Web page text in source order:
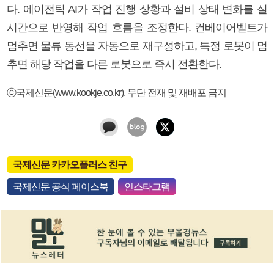
다. 에이전틱 AI가 작업 진행 상황과 설비 상태 변화를 실
시간으로 반영해 작업 흐름을 조정한다. 컨베이어벨트가
멈추면 물류 동선을 자동으로 재구성하고, 특정 로봇이 멈
추면 해당 작업을 다른 로봇으로 즉시 전환한다.
ⓒ국제신문(www.kookje.co.kr), 무단 전재 및 재배포 금지
국제신문 카카오플러스 친구
국제신문 공식 페이스북 인스타그램